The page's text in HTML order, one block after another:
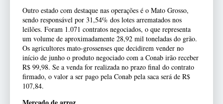
Outro estado com destaque nas operações é o Mato Grosso,
sendo responsável por 31,54% dos lotes arrematados nos
leilões. Foram 1.071 contratos negociados, o que representa
um volume de aproximadamente 28,92 mil toneladas do grão.
Os agricultores mato-grossenses que decidirem vender no
início de junho o produto negociado com a Conab irão receber
R$ 99,98. Se a venda for realizada no prazo final do contrato
firmado, o valor a ser pago pela Conab pela saca será de R$
107,84.